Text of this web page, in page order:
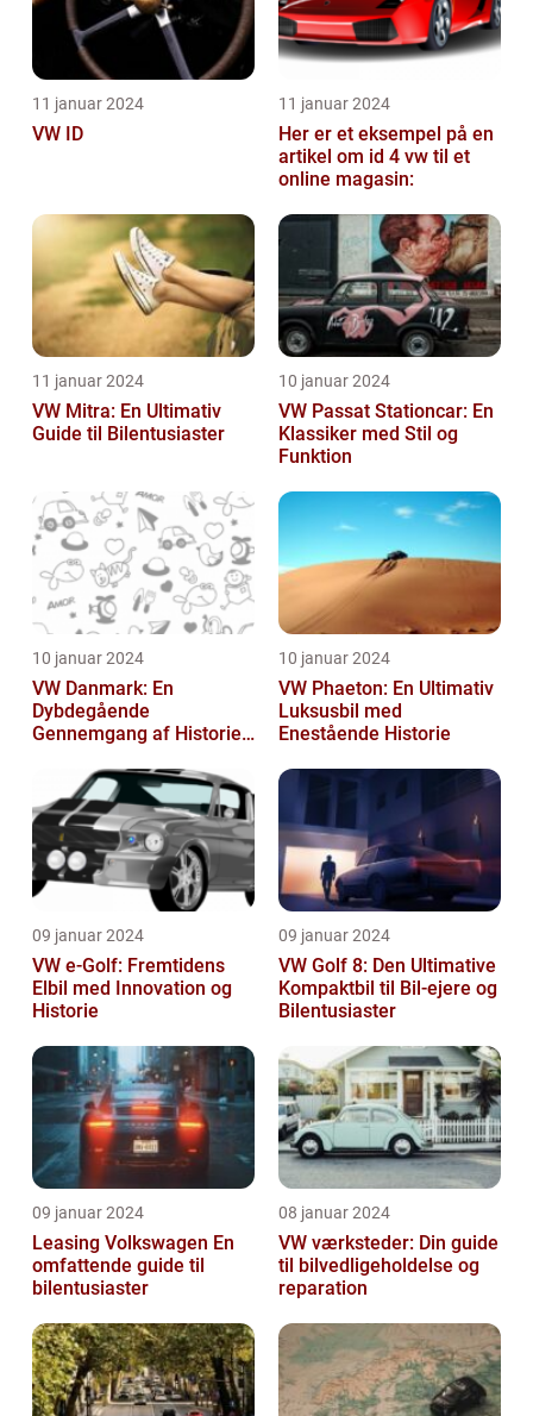
11 januar 2024
VW ID
11 januar 2024
Her er et eksempel på en
artikel om id 4 vw til et
online magasin:
11 januar 2024
VW Mitra: En Ultimativ
Guide til Bilentusiaster
10 januar 2024
VW Passat Stationcar: En
Klassiker med Stil og
Funktion
10 januar 2024
VW Danmark: En
Dybdegående
Gennemgang af Historien
10 januar 2024
VW Phaeton: En Ultimativ
Luksusbil med
Enestående Historie
09 januar 2024
VW e-Golf: Fremtidens
Elbil med Innovation og
Historie
09 januar 2024
VW Golf 8: Den Ultimative
Kompaktbil til Bil-ejere og
Bilentusiaster
09 januar 2024
Leasing Volkswagen En
omfattende guide til
bilentusiaster
08 januar 2024
VW værksteder: Din guide
til bilvedligeholdelse og
reparation